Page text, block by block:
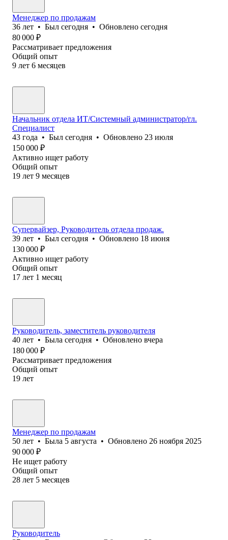
Менеджер по продажам
36 лет • Был сегодня • Обновлено сегодня
80 000 ₽
Рассматривает предложения
Общий опыт
9 лет 6 месяцев
Начальник отдела ИТ/Системный администратор/гл.
Специалист
43 года • Был сегодня • Обновлено 23 июля
150 000 ₽
Активно ищет работу
Общий опыт
19 лет 9 месяцев
Супервайзер, Руководитель отдела продаж.
39 лет • Был сегодня • Обновлено 18 июня
130 000 ₽
Активно ищет работу
Общий опыт
17 лет 1 месяц
Руководитель, заместитель руководителя
40 лет • Была сегодня • Обновлено вчера
180 000 ₽
Рассматривает предложения
Общий опыт
19 лет
Менеджер по продажам
50 лет • Была 5 августа • Обновлено 26 ноября 2025
90 000 ₽
Не ищет работу
Общий опыт
28 лет 5 месяцев
Руководитель